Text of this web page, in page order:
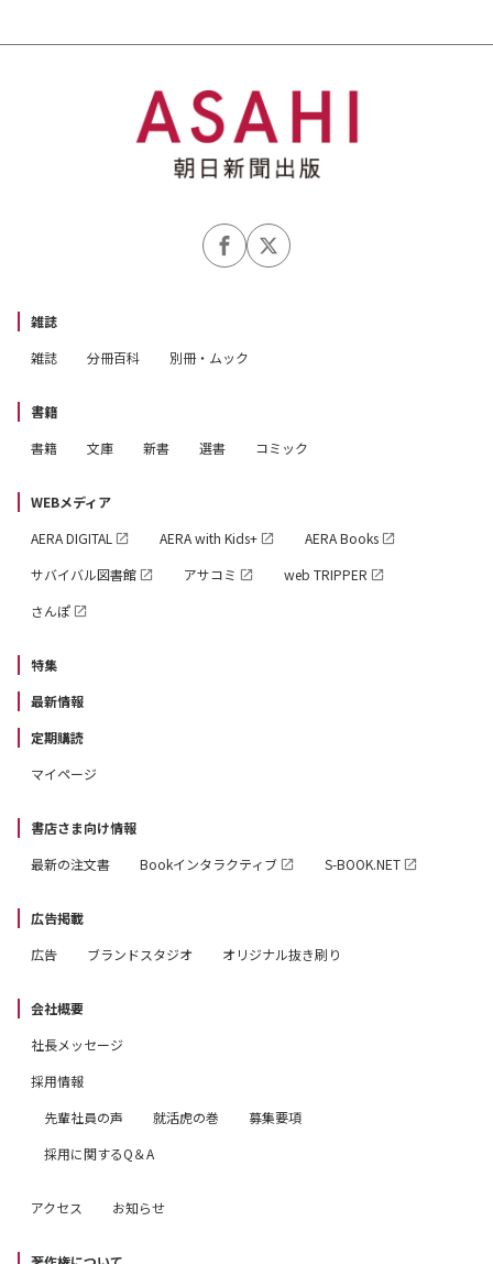
雑誌
雑誌
分冊百科 別冊・ムック
書籍
書籍
文庫 新書 選書 コミック
WEBメディア
AERA DIGITAL
AERA with Kids+
AERA Books
サバイバル図書館
アサコミ
web TRIPPER
さんぽ
特集
最新情報
定期購読
マイページ
書店さま向け情報
最新の注文書
Bookインタラクティブ S-BOOK.NET
広告掲載
広告
ブランドスタジオ オリジナル抜き刷り
会社概要
社長メッセージ
採用情報
先輩社員の声
就活虎の巻
募集要項
採用に関するQ＆A
アクセス お知らせ